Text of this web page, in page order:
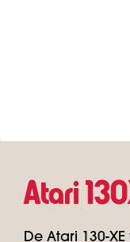
Atari
De Atari 130-